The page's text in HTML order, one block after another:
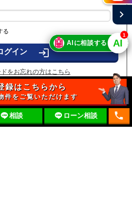
る
login
をお忘れの方はこちら
録はこちらから
件をご覧いただけます
相談 ローン相談 local_phone
chevron_right
🤖 AIに相談する AI
1